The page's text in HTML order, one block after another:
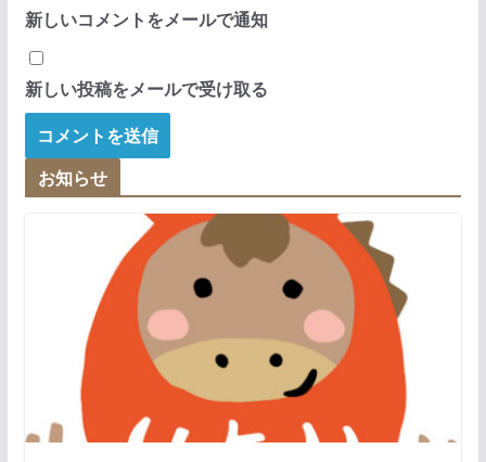
新しいコメントをメールで通知
新しい投稿をメールで受け取る
お知らせ